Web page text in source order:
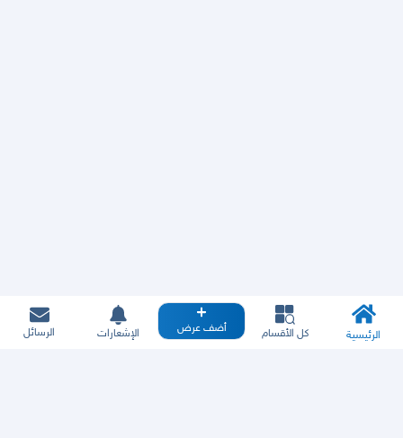
الرئيسية كل الأقسام أضف عرض الإشعارات الرسائل